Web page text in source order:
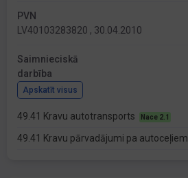
PVN
LV40103283820 , 30.04.2010
Saimnieciskā
darbība
Apskatīt visus
49.41 Kravu autotransports Nace 2.1
49.41 Kravu pārvadājumi pa autoceļiem